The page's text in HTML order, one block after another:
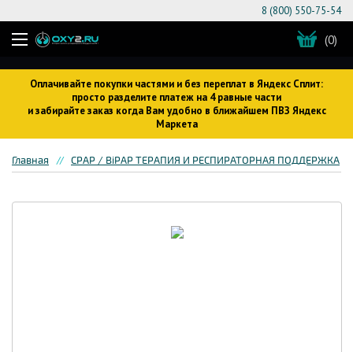
Оплачивайте покупки частями и без переплат в Яндекс Сплит:
просто разделите платеж на 4 равные части
и забирайте заказ когда Вам удобно в ближайшем ПВЗ Яндекс
Маркета
8 (800) 550-75-54
(0)
Главная CPAP / BiPAP ТЕРАПИЯ И РЕСПИРАТОРНАЯ ПОДДЕРЖКА